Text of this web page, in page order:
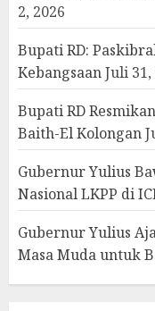
2, 2026
Bupati RD:
KebangsaanJuli 31,
Bupati RD
Baith-El Kolongan
Gubernur Yulius
Nasional LKPP di
Gubernur Yulius
Masa Muda untuk